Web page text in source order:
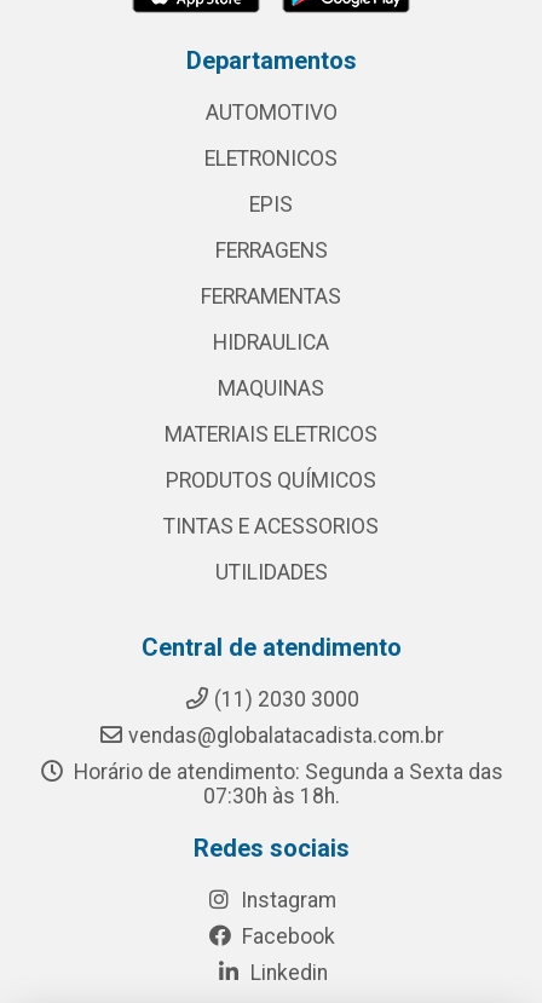
Departamentos
AUTOMOTIVO
ELETRONICOS
EPIS
FERRAGENS
FERRAMENTAS
HIDRAULICA
MAQUINAS
MATERIAIS ELETRICOS
PRODUTOS QUÍMICOS
TINTAS E ACESSORIOS
UTILIDADES
Central de atendimento
(11) 2030 3000
vendas@globalatacadista.com.br
Horário de atendimento: Segunda a Sexta das
07:30h às 18h.
Redes sociais
Instagram
Facebook
Linkedin